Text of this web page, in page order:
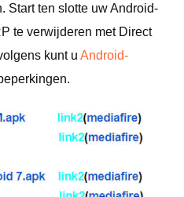
Start ten slotte uw Android-
te verwijderen met Direct
kunt u Android-